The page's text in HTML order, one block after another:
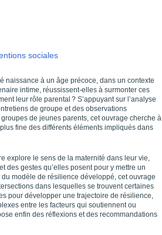
sociales
naissance à un âge précoce, dans un contexte
intime, réussissent-elles à surmonter ces
leur rôle parental ? S’appuyant sur l’analyse
de groupe et des observations
de jeunes parents, cet ouvrage cherche à
fine des différents éléments impliqués dans
explore le sens de la maternité dans leur vie,
des gestes qu’elles posent pour y mettre un
du modèle de résilience développé, cet ouvrage
dans lesquelles se trouvent certaines
pour développer une trajectoire de résilience,
entre les facteurs qui soutiennent ou
enfin des réflexions et des recommandations